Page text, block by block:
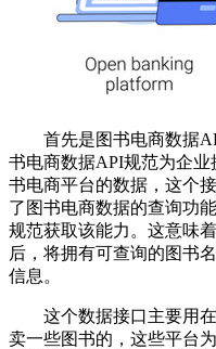
首先是图书电商数据
书电商数据API规范为企
书电商平台的数据，这个
了图书电商数据的查询功
规范获取该能力。这意味
后，将拥有可查询的图书
信息。
这个数据接口主要用在
卖一些图书的，这些平台